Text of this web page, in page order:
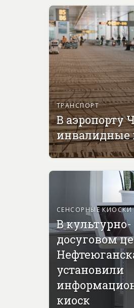
ТРАНСПОРТ
В аэропорту
инвалидные
СЕНСОРНЫЕ КИОСКИ
В культурно-
досуговом
установили
киоск